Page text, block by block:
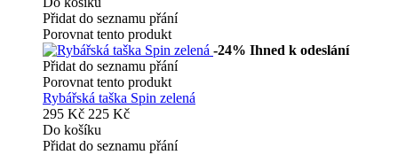
Přidat do seznamu přání
Porovnat tento produkt
-24% Ihned k odeslání
Přidat do seznamu přání
Porovnat tento produkt
Rybářská taška Spin zelená
295 Kč 225 Kč
Do košíku
Přidat do seznamu přání